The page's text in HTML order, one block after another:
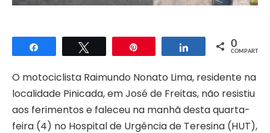
Compartilhar Compartilhar
0
COMPART.
O motociclista Raimundo Nonato Lima, residente na
localidade Pinicada, em José de Freitas, não resistiu
aos ferimentos e faleceu na manhã desta quarta-
feira (4) no Hospital de Urgência de Teresina (HUT),